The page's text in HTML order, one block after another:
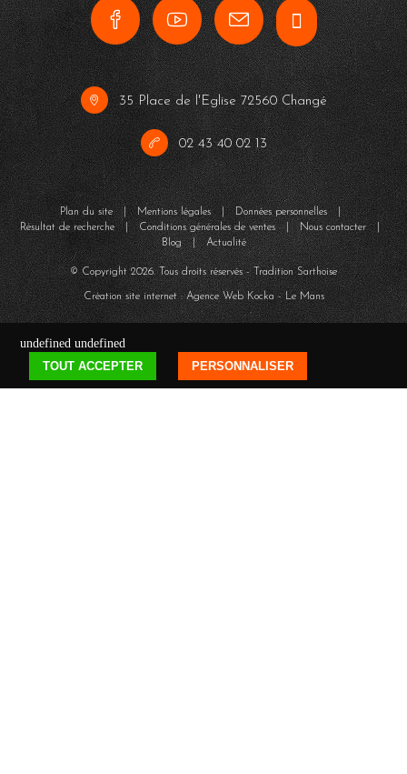
35 Place de l'Eglise 72560 Changé
02 43 40 02 13
Plan du site| Mentions légales| Données personnelles|
Résultat de recherche| Conditions générales de ventes | Nous contacter|
Blog| Actualité
© Copyright2026. Tous droits réservés - Tradition Sarthoise
Création site internet : Agence WebKocka- Le Mans
undefined undefined
TOUT ACCEPTER
PERSONNALISER